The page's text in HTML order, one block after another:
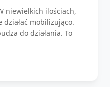
niewielkich ilościach,
działać mobilizująco.
do działania. To